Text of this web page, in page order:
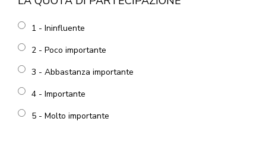
1 - Ininfluente
2 - Poco importante
3 - Abbastanza importante
4 - Importante
5 - Molto importante